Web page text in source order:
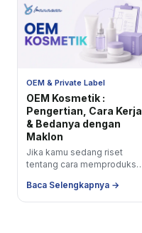
OEM & Private Label
OEM Kosmetik :
Pengertian, Cara Kerja
& Bedanya dengan
Maklon
Jika kamu sedang riset
tentang cara memproduksi
kemungkinan besar kamu
sudah menemui beberapa
Baca Selengkapnya →